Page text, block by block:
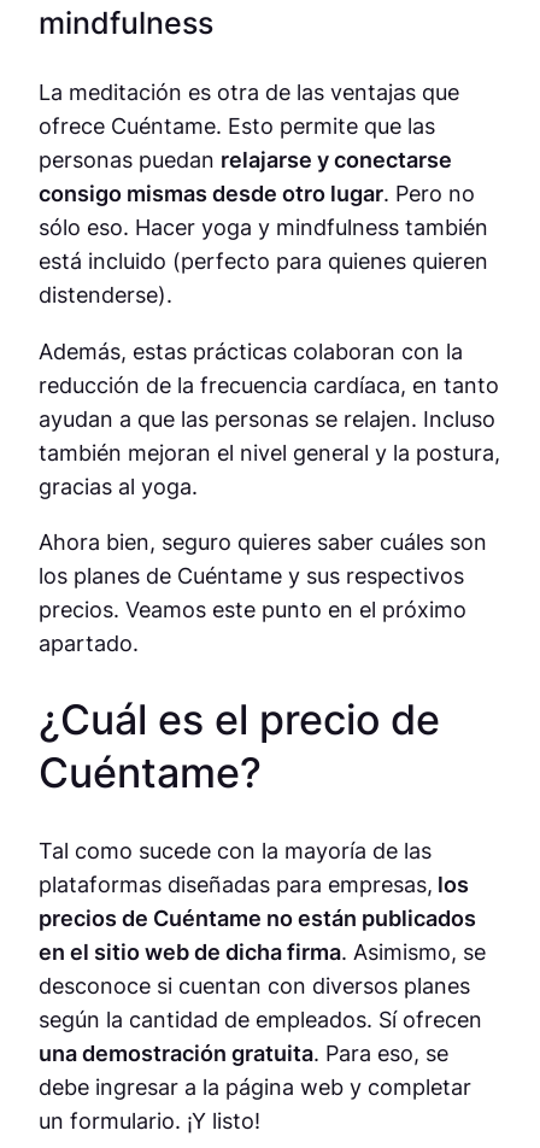
mindfulness
La meditación es otra de las ventajas que
ofrece Cuéntame. Esto permite que las
personas puedan relajarse y conectarse
consigo mismas desde otro lugar. Pero no
sólo eso. Hacer yoga y mindfulness también
está incluido (perfecto para quienes quieren
distenderse).
Además, estas prácticas colaboran con la
reducción de la frecuencia cardíaca, en tanto
ayudan a que las personas se relajen. Incluso
también mejoran el nivel general y la postura,
gracias al yoga.
Ahora bien, seguro quieres saber cuáles son
los planes de Cuéntame y sus respectivos
precios. Veamos este punto en el próximo
apartado.
¿Cuál es el precio de
Cuéntame?
Tal como sucede con la mayoría de las
plataformas diseñadas para empresas, los
precios de Cuéntame no están publicados
en el sitio web de dicha firma. Asimismo, se
desconoce si cuentan con diversos planes
según la cantidad de empleados. Sí ofrecen
una demostración gratuita. Para eso, se
debe ingresar a la página web y completar
un formulario. ¡Y listo!